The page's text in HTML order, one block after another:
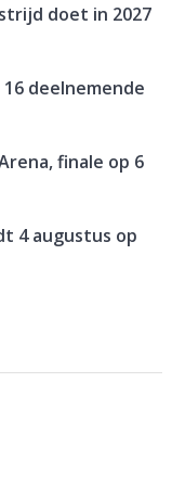
doet in 2027
deelnemende
finale op 6
4 augustus op